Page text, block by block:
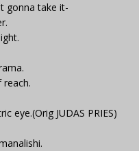
gonna take it-
reach.
eye.(Orig JUDAS PRIES)